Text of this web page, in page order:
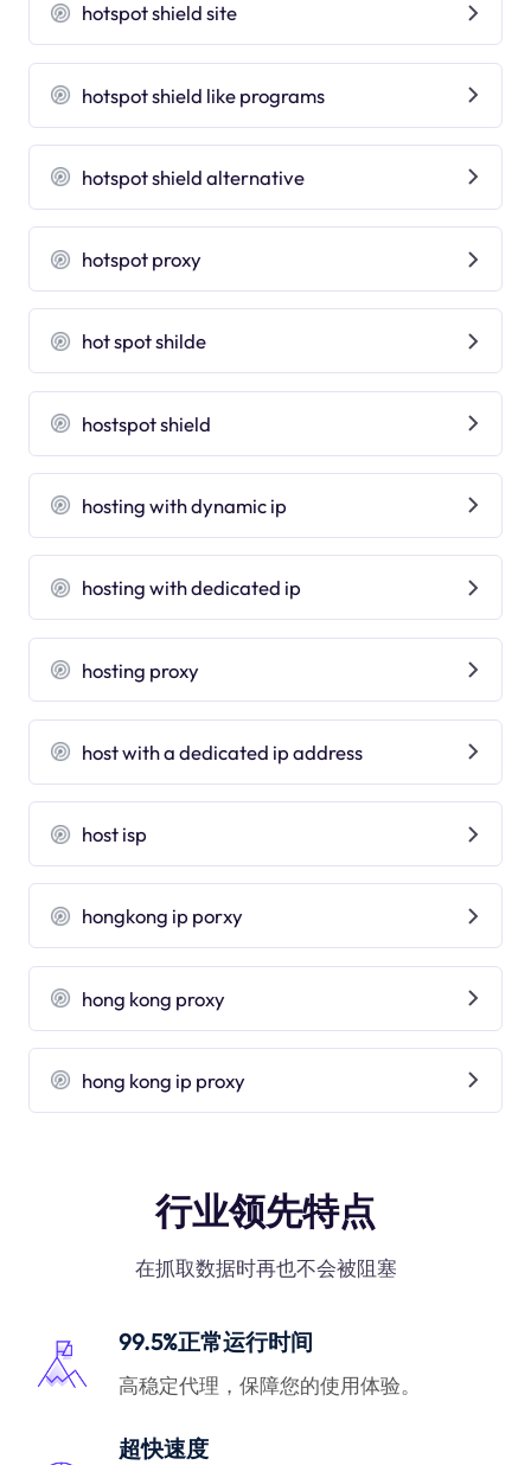
hotspot shield site
hotspot shield like programs
hotspot shield alternative
hotspot proxy
hot spot shilde
hostspot shield
hosting with dynamic ip
hosting with dedicated ip
hosting proxy
host with a dedicated ip address
host isp
hongkong ip porxy
hong kong proxy
hong kong ip proxy
行业领先特点
在抓取数据时再也不会被阻塞
99.5%正常运行时间
高稳定代理，保障您的使用体验。
超快速度